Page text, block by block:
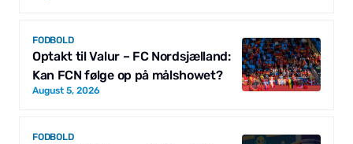
FODBOLD
Optakt til Valur – FC Nordsjælland:
Kan FCN følge op på målshowet?
August 5, 2026
FODBOLD